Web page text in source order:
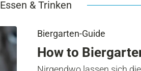
Essen & Trinken
Biergarten-Guide
How to